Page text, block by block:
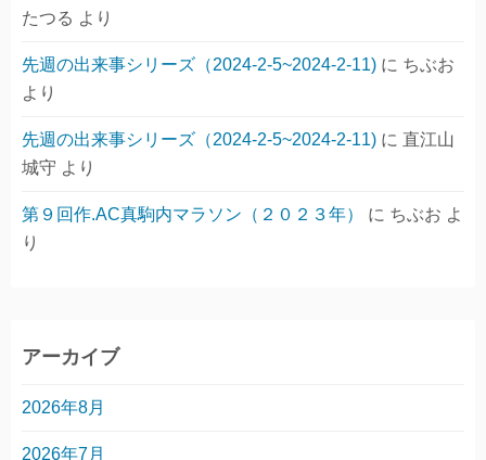
たつる より
先週の出来事シリーズ（2024-2-5~2024-2-11) に ちぶお
より
先週の出来事シリーズ（2024-2-5~2024-2-11) に 直江山
城守 より
第９回作.AC真駒内マラソン（２０２３年） に ちぶお よ
り
アーカイブ
2026年8月
2026年7月